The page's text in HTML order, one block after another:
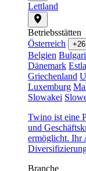
Lettland
Betriebsstätten
Österreich
+26
Belgien
Dänemark
Griechenland
Luxemburg
Slowakei
Twino ist eine
und
ermöglicht. Ihr
Branche